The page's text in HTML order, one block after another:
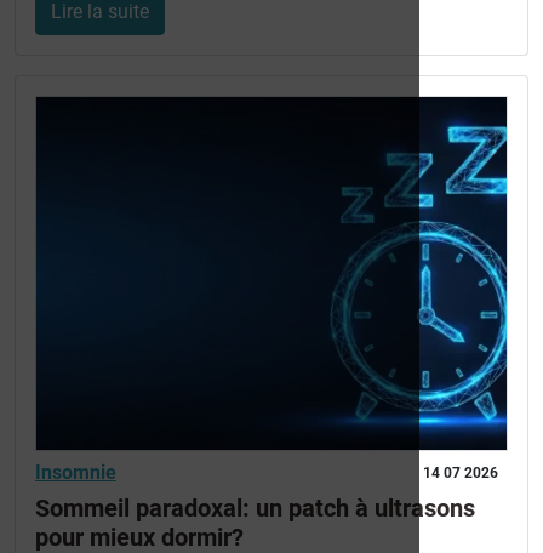
Lire la suite
14 07 2026
Insomnie
Sommeil paradoxal: un patch à ultrasons
pour mieux dormir?